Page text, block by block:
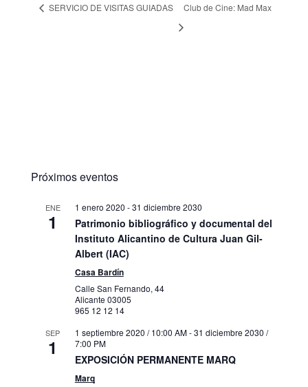
SERVICIO DE VISITAS GUIADAS Club de Cine: Mad Max
Próximos eventos
ENE
1
1 enero 2020 -31 diciembre 2030
Patrimonio bibliográfico y documental del
Instituto Alicantino de Cultura Juan Gil-
Albert (IAC)
Casa Bardín
Calle San Fernando, 44
Alicante 03005
965 12 12 14
SEP
1
1 septiembre 2020 / 10:00 AM-31 diciembre 2030 /
7:00 PM
EXPOSICIÓN PERMANENTE MARQ
Marq